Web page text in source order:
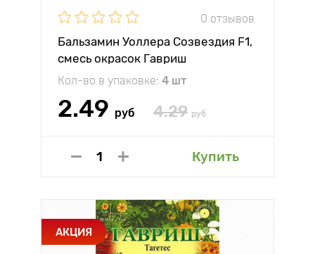
0 отзывов
Бальзамин Уоллера Созвездия F1,
смесь окрасок Гавриш
Кол-во в упаковке: 4 шт
2.49 руб 4.29 руб
Купить
АКЦИЯ